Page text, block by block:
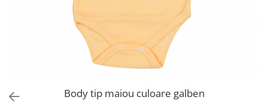
Body tip maiou culoare galben